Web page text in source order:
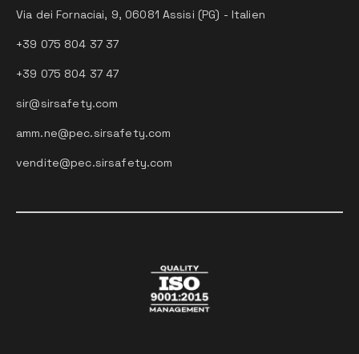
Via dei Fornaciai, 9, 06081 Assisi (PG) - Italien
+39 075 804 37 37
+39 075 804 37 47
sir@sirsafety.com
amm.ne@pec.sirsafety.com
vendite@pec.sirsafety.com